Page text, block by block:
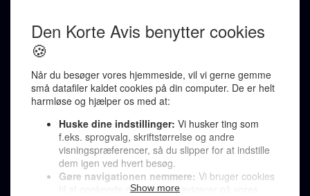
Karen Jespersen
Redaktionen kontaktes via mail til
redaktion@denkorteavis.dk
Telefonsvarer 20 30 10 96
Von Ostensgade 22, 2791 Dragør
LINKS
Tidligere aviser >
Støt Den Korte Avis >